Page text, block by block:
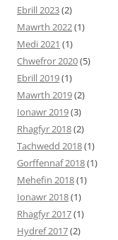
Ebrill 2023(2)
Mawrth 2022(1)
Medi 2021 (1)
Chwefror 2020(5)
Ebrill 2019(1)
Mawrth 2019(2)
Ionawr 2019(3)
Rhagfyr 2018(2)
Tachwedd 2018(1)
Gorffennaf 2018(1)
Mehefin 2018(1)
Ionawr 2018(1)
Rhagfyr 2017(1)
Hydref 2017(2)